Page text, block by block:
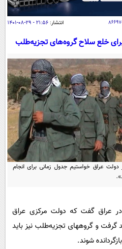
اقتصاد
اقتصادی
جامعه
حوادث
سلامت
برش دانایی
محیط زیست
سفر و تفریح
بین الملل
خارجی
و هنر
و دانش
فناوری و It
علمی
اخبار کریپتو
قرآن
گوناگون
سرگرمی
باشگاه مغز
فیلم
اقتصاد
سیاست
سرگرمی
فناوری
ایران 2
داستان کوتاه
پیامک
روانشناسی
انتشار: ۲۱:۵۶ - ۲۹-۰۸-۱۴۰۱
برای خلع سلاح گروه‌های تجزیه‌طلب
دولت عراق خواستیم جدول زمانی برای انجام
عراق گفت که دولت مرکزی عراق
و گروههای تجزیه‌طلب نیز باید
شوند.